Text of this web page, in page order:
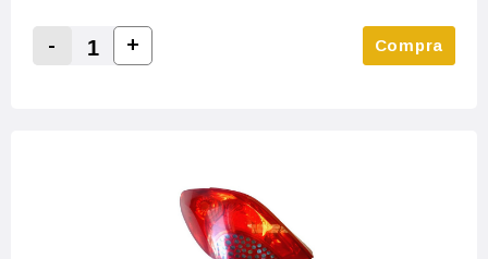
Decrease Quantity:
-
Increase Quantity:
+ Compra